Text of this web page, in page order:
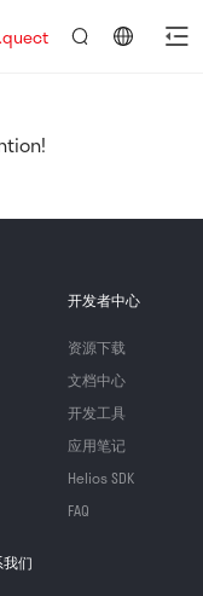
开发者中心
资源下载
文档中心
开发工具
应用笔记
Helios SDK
FAQ
们